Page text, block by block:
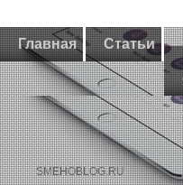
Главная Статьи
SMEHOBLOG.RU